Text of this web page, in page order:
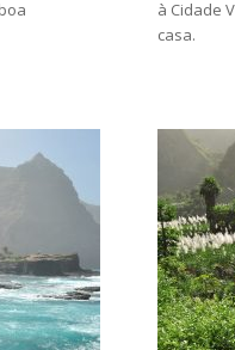
à Cidade
casa.